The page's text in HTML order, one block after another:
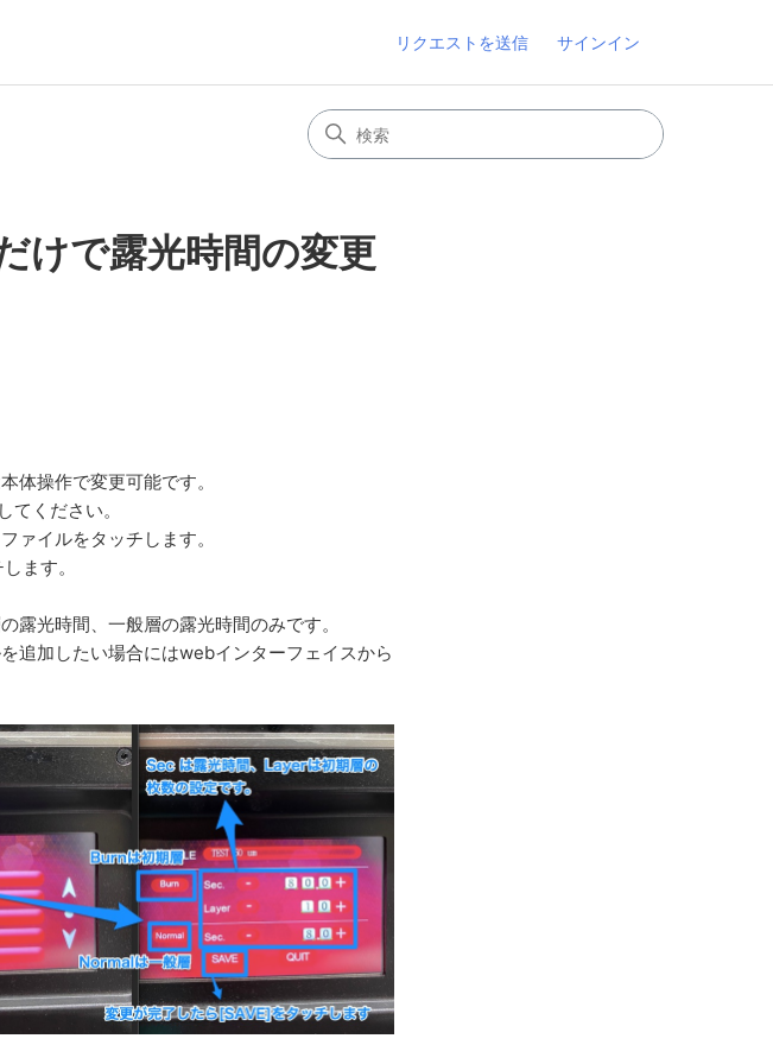
リクエストを送信 サインイン
けで露光時間の変更
体操作で変更可能です。
ください。
ァイルをタッチします。
ます。
露光時間、一般層の露光時間のみです。
追加したい場合にはwebインターフェイスから